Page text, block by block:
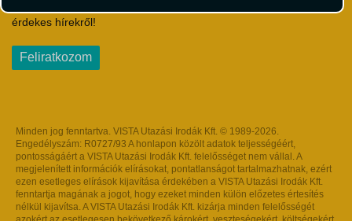
érdekes hírekről!
Feliratkozom
Minden jog fenntartva. VISTA Utazási Irodák Kft. © 1989-2026.
Engedélyszám: R0727/93 A honlapon közölt adatok teljességéért,
pontosságáért a VISTA Utazási Irodák Kft. felelősséget nem vállal. A
megjelenített információk elírásokat, pontatlanságot tartalmazhatnak, ezért
ezen esetleges elírások kijavítása érdekében a VISTA Utazási Irodák Kft.
fenntartja magának a jogot, hogy ezeket minden külön előzetes értesítés
nélkül kijavítsa. A VISTA Utazási Irodák Kft. kizárja minden felelősségét